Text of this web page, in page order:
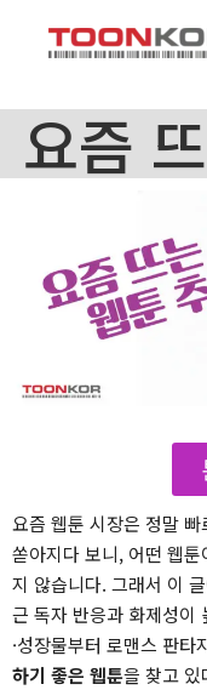
요즘
요즘 웹툰 시장은 정말
쏟아지다 보니, 어떤 웹
지 않습니다. 그래서 이
근 독자 반응과 화제성이
·성장물부터 로맨스 판
하기 좋은 웹툰을 찾고 있